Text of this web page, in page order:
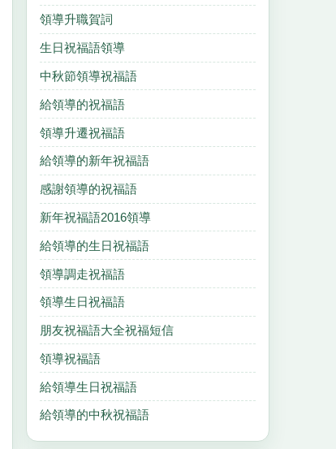
領導升職賀詞
生日祝福語領導
中秋節領導祝福語
給領導的祝福語
領導升遷祝福語
給領導的新年祝福語
感謝領導的祝福語
新年祝福語2016領導
給領導的生日祝福語
領導調走祝福語
領導生日祝福語
朋友祝福語大全祝福短信
領導祝福語
給領導生日祝福語
給領導的中秋祝福語